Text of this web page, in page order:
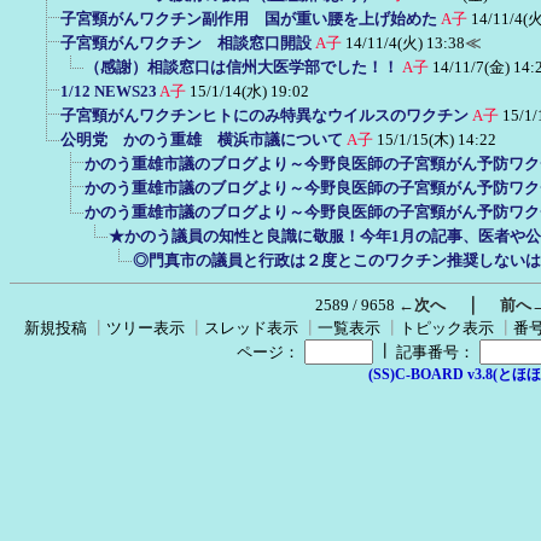
子宮頸がんワクチン副作用 国が重い腰を上げ始めた A子 14/11/4(
子宮頸がんワクチン 相談窓口開設 A子 14/11/4(火) 13:38≪
（感謝）相談窓口は信州大医学部でした！！ A子 14/11/7(金)
1/12 NEWS23 A子 15/1/14(水) 19:02
子宮頸がんワクチンヒトにのみ特異なウイルスのワクチン A子 15/1/
公明党 かのう重雄 横浜市議について A子 15/1/15(木) 14:22
かのう重雄市議のブログより～今野良医師の子宮頸がん予防ワ
かのう重雄市議のブログより～今野良医師の子宮頸がん予防ワ
かのう重雄市議のブログより～今野良医師の子宮頸がん予防ワ
★かのう議員の知性と良識に敬服！今年1月の記事、医者や
◎門真市の議員と行政は２度とこのワクチン推奨しない
2589 / 9658 ←次へ｜ 前へ
新規投稿
ツリー表示 スレッド表示 一覧表示 トピック表示
番
ページ：
記事番号：
(SS)C-BOARD v3.8(とほ